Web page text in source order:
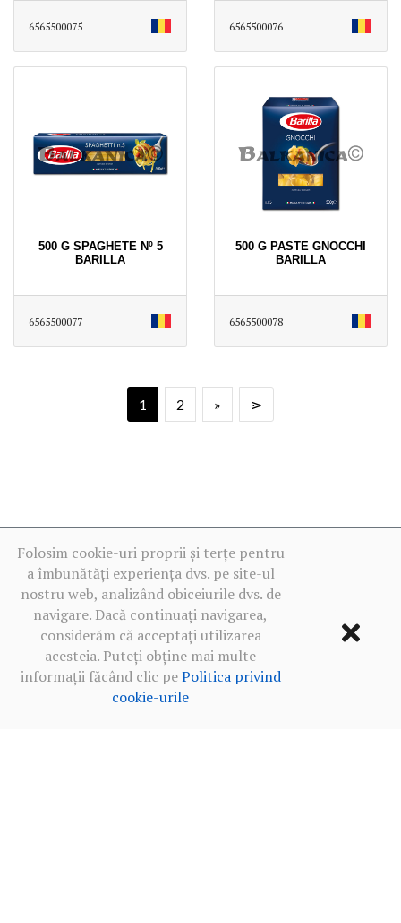
6565500075 6565500076
500 G SPAGHETE Nº 5
BARILLA
6565500077
500 G PASTE GNOCCHI
BARILLA
6565500078
1 2 » ⋗
Folosim cookie-uri proprii și terțe pentru
a îmbunătăți experiența dvs. pe site-ul
nostru web, analizând obiceiurile dvs. de
navigare. Dacă continuați navigarea,
considerăm că acceptați utilizarea
acesteia. Puteți obține mai multe
informații făcând clic pePolitica privind
cookie-urile